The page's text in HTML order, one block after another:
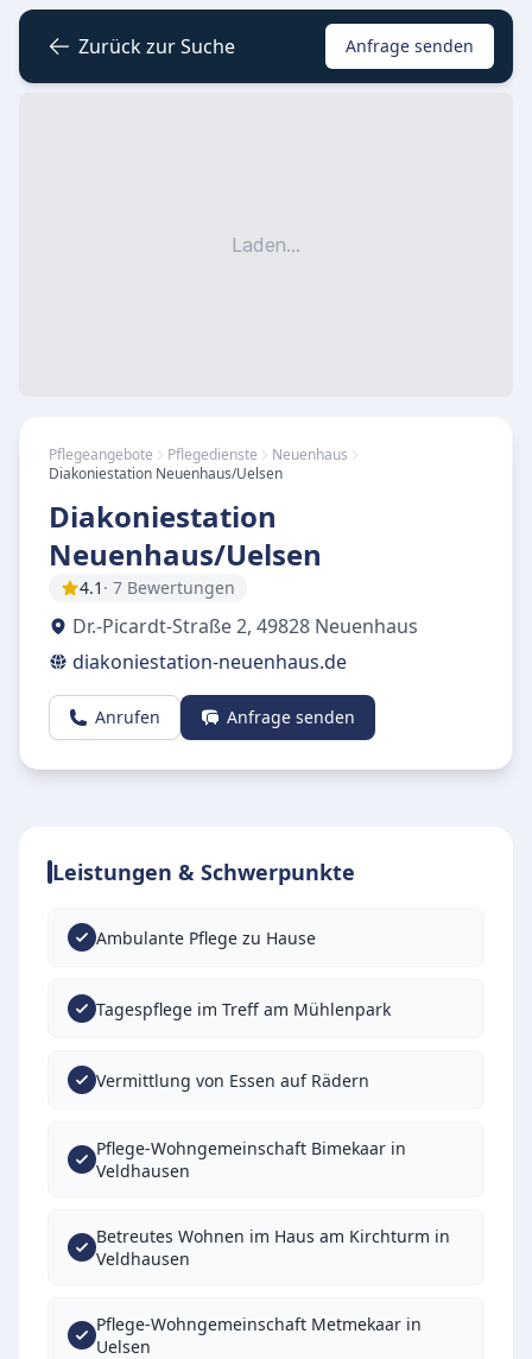
Zurück zur Suche Anfrage senden
Laden...
Pflegeangebote Pflegedienste
Neuenhaus
Diakoniestation Neuenhaus/Uelsen
Diakoniestation
Neuenhaus/Uelsen
4.1 · 7 Bewertungen
Dr.-Picardt-Straße 2, 49828 Neuenhaus
diakoniestation-neuenhaus.de
Anrufen Anfrage senden
Leistungen & Schwerpunkte
Ambulante Pflege zu Hause
Tagespflege im Treff am Mühlenpark
Vermittlung von Essen auf Rädern
Pflege-Wohngemeinschaft Bimekaar in
Veldhausen
Betreutes Wohnen im Haus am Kirchturm in
Veldhausen
Pflege-Wohngemeinschaft Metmekaar in
Uelsen